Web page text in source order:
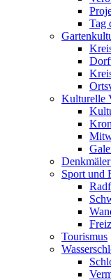
Tag
Kulturelle
Sport und
Tourismus